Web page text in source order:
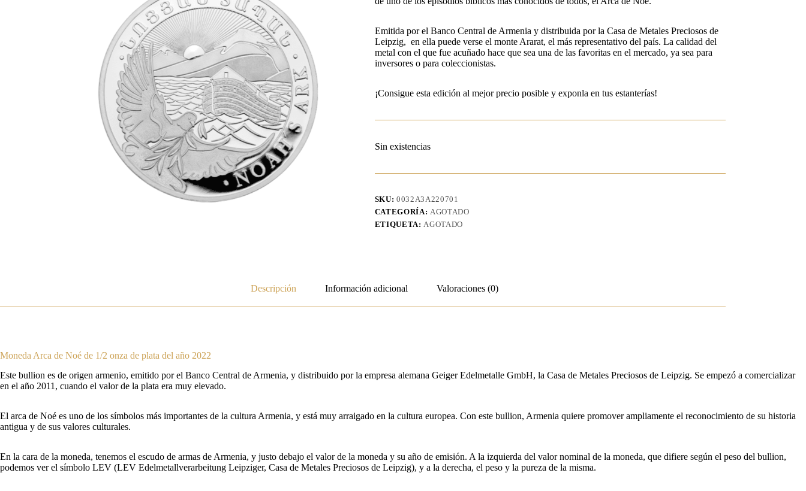
Emitida por el Banco Central de Armenia y distribuida por la Casa de Metales Preciosos de
Leipzig, en ella puede verse el monte Ararat, el más representativo del país. La calidad del
metal con el que fue acuñado hace que sea una de las favoritas en el mercado, ya sea para
inversores o para coleccionistas.
¡Consigue esta edición al mejor precio posible y exponla en tus estanterías!
Sin existencias
SKU:0032A3A220701
CATEGORÍA: AGOTADO
ETIQUETA:AGOTADO
Descripción Información adicional Valoraciones (0)
Moneda Arca de Noé de 1/2 onza de plata del año 2022
Este bullion es de origen armenio, emitido por el Banco Central de Armenia, y distribuido por la empresa alemana Geiger Edelmetalle GmbH, la Casa de Metales Preciosos de Leipzig. Se empezó a comercializar
en el año 2011, cuando el valor de la plata era muy elevado.
El arca de Noé es uno de los símbolos más importantes de la cultura Armenia, y está muy arraigado en la cultura europea. Con este bullion, Armenia quiere promover ampliamente el reconocimiento de su historia
antigua y de sus valores culturales.
En la cara de la moneda, tenemos el escudo de armas de Armenia, y justo debajo el valor de la moneda y su año de emisión. A la izquierda del valor nominal de la moneda, que difiere según el peso del bullion,
podemos ver el símbolo LEV (LEV Edelmetallverarbeitung Leipziger, Casa de Metales Preciosos de Leipzig), y a la derecha, el peso y la pureza de la misma.